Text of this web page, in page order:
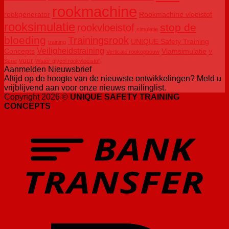
rookgenerator rookmachine Rookmachine vloeistof
rooksimulatie rookvloeistof simulatie stop de
bloeding training Trainingsrook UNIQUE Safety Training
Concepts Veiligheidstraining Verticale rookopbouw Vlamsimulatie V
Serie vuur Water-glycol rookvloeistof
Aanmelden Nieuwsbrief
Altijd op de hoogte van de nieuwste ontwikkelingen? Meld u
vrijblijvend aan voor onze nieuws mailinglist.
Copyright 2026 © UNIQUE SAFETY TRAINING
CONCEPTS